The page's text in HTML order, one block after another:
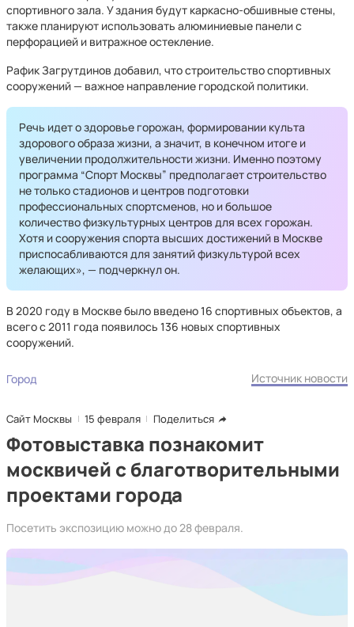
спортивного зала. У здания будут каркасно-обшивные стены,
также планируют использовать алюминиевые панели с
перфорацией и витражное остекление.
Рафик Загрутдинов добавил, что строительство спортивных
сооружений — важное направление городской политики.
Речь идет о здоровье горожан, формировании культа
здорового образа жизни, а значит, в конечном итоге и
увеличении продолжительности жизни. Именно поэтому
программа “Спорт Москвы” предполагает строительство
не только стадионов и центров подготовки
профессиональных спортсменов, но и большое
количество физкультурных центров для всех горожан.
Хотя и сооружения спорта высших достижений в Москве
приспосабливаются для занятий физкультурой всех
желающих», — подчеркнул он.
В 2020 году в Москве было введено 16 спортивных объектов, а
всего с 2011 года появилось 136 новых спортивных
сооружений.
Город Источник новости
Сайт Москвы 15 февраля Поделиться
Фотовыставка познакомит
москвичей с благотворительными
проектами города
Посетить экспозицию можно до 28 февраля.